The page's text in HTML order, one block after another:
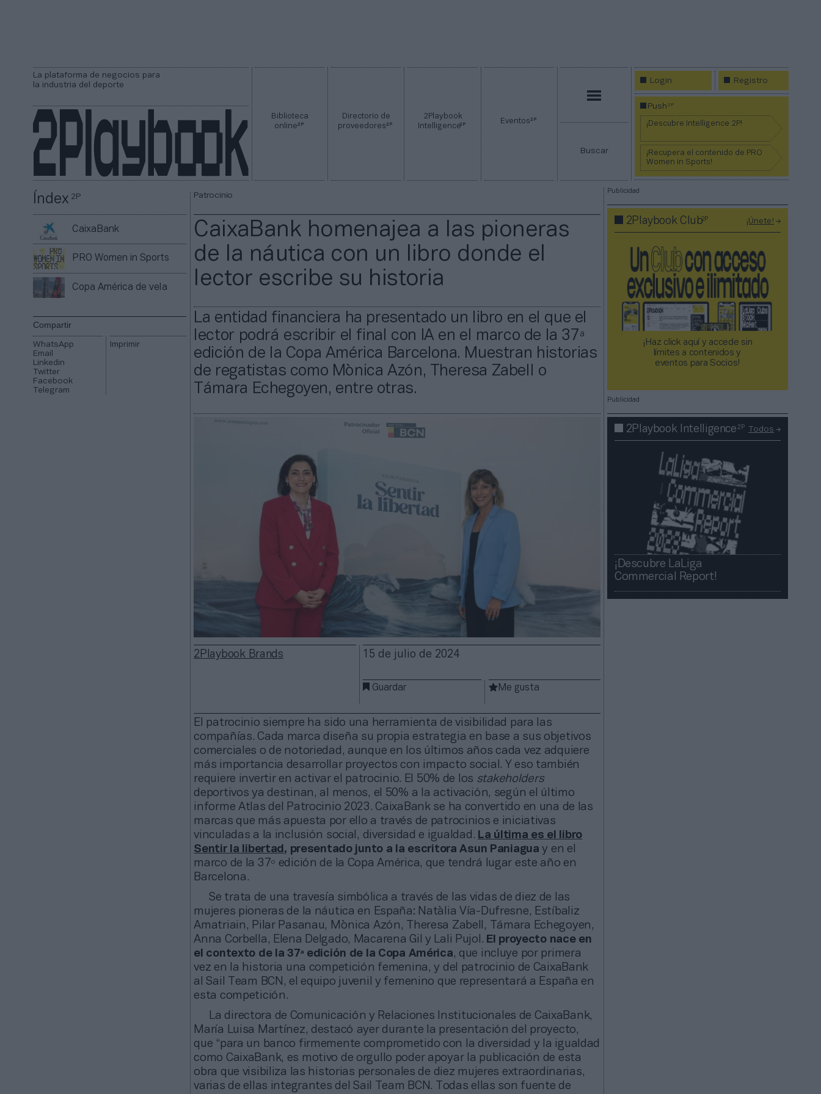
La plataforma de negocios para
la industria del deporte
Biblioteca
online2P
Directorio de
proveedores2P
2Playbook
Intelligence2P Eventos2P
Buscar
Login Registro
Push2P
¡Descubre Intelligence 2P!
¡Recupera el contenido de PRO
Women in Sports!
Índex2P
CaixaBank
PRO Women in Sports
Copa América de vela
Compartir
WhatsApp
Email
Linkedin
Twitter
Facebook
Telegram
Imprimir
Patrocinio
CaixaBank homenajea a las pioneras
de la náutica con un libro donde el
lector escribe su historia
La entidad financiera ha presentado un libro en el que el
lector podrá escribir el final con IA en el marco de la 37ª
edición de la Copa América Barcelona. Muestran historias
de regatistas como Mònica Azón, Theresa Zabell o
Támara Echegoyen, entre otras.
2Playbook Brands 15 de julio de 2024
Guardar Me gusta
El patrocinio siempre ha sido una herramienta de visibilidad para las
compañías. Cada marca diseña su propia estrategia en base a sus objetivos
comerciales o de notoriedad, aunque en los últimos años cada vez adquiere
más importancia desarrollar proyectos con impacto social. Y eso también
requiere invertir en activar el patrocinio. El 50% de los stakeholders
deportivos ya destinan, al menos, el 50% a la activación, según el último
informe Atlas del Patrocinio 2023. CaixaBank se ha convertido en una de las
marcas que más apuesta por ello a través de patrocinios e iniciativas
vinculadas a la inclusión social, diversidad e igualdad. La última es el libro
Sentir la libertad , presentado junto a la escritora Asun Paniagua y en el
marco de la 37º edición de la Copa América, que tendrá lugar este año en
Barcelona.
Se trata de una travesía simbólica a través de las vidas de diez de las
mujeres pioneras de la náutica en España: Natàlia Vía-Dufresne, Estíbaliz
Amatriain, Pilar Pasanau, Mònica Azón, Theresa Zabell, Támara Echegoyen,
Anna Corbella, Elena Delgado, Macarena Gil y Lali Pujol. El proyecto nace en
el contexto de la 37ª edición de la Copa América, que incluye por primera
vez en la historia una competición femenina, y del patrocinio de CaixaBank
al Sail Team BCN, el equipo juvenil y femenino que representará a España en
esta competición.
La directora de Comunicación y Relaciones Institucionales de CaixaBank,
María Luisa Martínez, destacó ayer durante la presentación del proyecto,
que “para un banco firmemente comprometido con la diversidad y la igualdad
como CaixaBank, es motivo de orgullo poder apoyar la publicación de esta
obra que visibiliza las historias personales de diez mujeres extraordinarias,
varias de ellas integrantes del Sail Team BCN. Todas ellas son fuente de
Publicidad
2Playbook Club2P ¡Únete!
¡Haz click aquí y accede sin
límites a contenidos y
eventos para Socios!​​​​​​​
Publicidad
2Playbook Intelligence2P Todos
¡Descubre LaLiga
Commercial Report!​​